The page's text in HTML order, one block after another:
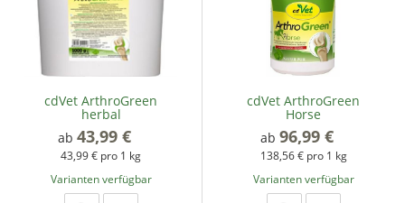
cdVet ArthroGreen
herbal
ab 43,99 €
43,99 € pro 1 kg
Varianten verfügbar
cdVet ArthroGreen
Horse
ab 96,99 €
138,56 € pro 1 kg
Varianten verfügbar